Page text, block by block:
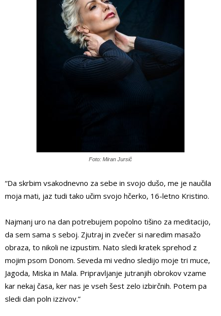
Foto: Miran Jursič
“Da skrbim vsakodnevno za sebe in svojo dušo, me je naučila
moja mati, jaz tudi tako učim svojo hčerko, 16-letno Kristino.
Najmanj uro na dan potrebujem popolno tišino za meditacijo,
da sem sama s seboj. Zjutraj in zvečer si naredim masažo
obraza, to nikoli ne izpustim. Nato sledi kratek sprehod z
mojim psom Donom. Seveda mi vedno sledijo moje tri muce,
Jagoda, Miska in Mala. Pripravljanje jutranjih obrokov vzame
kar nekaj časa, ker nas je vseh šest zelo izbirčnih. Potem pa
sledi dan poln izzivov.”